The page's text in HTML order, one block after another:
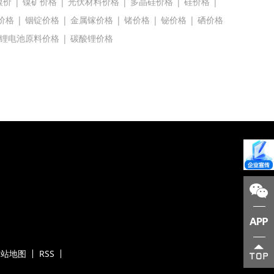
格 | 铟锭价格 | 金属镓价格 | 锗价格 | 铋价格 | 硒价格
锂电池原料价格 | 碳酸锂价格
地图 RSS